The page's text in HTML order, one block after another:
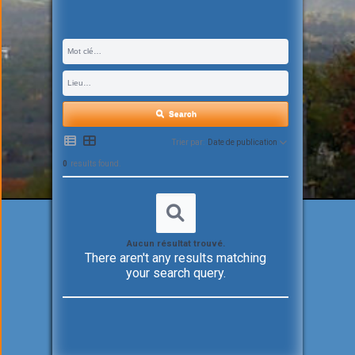
Search
Trier par: Date de publication
0 results found.
Aucun résultat trouvé.
There aren't any results matching
your search query.